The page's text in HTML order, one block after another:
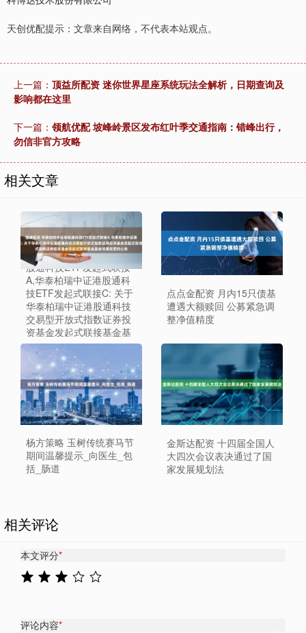
天创优配提示：文章来自网络，不代表本站观点。
上一篇： 顶益所配资 迷你世界星座系统玩法全解析，日期查询及
影响都在这里
下一篇： 领航优配 坡峰岭景区发布红叶季交通指南：错峰出行，
勿信非官方攻略
相关文章
股樂配资 华泰柏瑞中证港
股通科技ETF发起式联接
A,华泰柏瑞中证港股通科
技ETF发起式联接C: 关于
华泰柏瑞中证港股通科技
交易型开放式指数证券投
资基金发起式联接基金基
金经理变更的公告
点点金配资 月内15只债基
遭遇大额赎回 公募紧急调
整净值精度
杨方策略 玉树传统赛马节
期间温馨提示_向医生_包
括_肠道
金斯达配资 十四届全国人
大四次会议表决通过了国
家发展规划法
相关评论
本文评分*
评论内容*